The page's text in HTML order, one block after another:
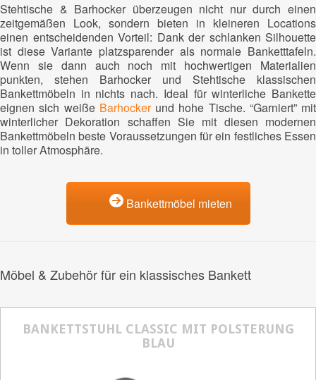
Stehtische & Barhocker überzeugen nicht nur durch einen
zeitgemäßen Look, sondern bieten in kleineren Locations
einen entscheidenden Vorteil: Dank der schlanken Silhouette
ist diese Variante platzsparender als normale Banketttafeln.
Wenn sie dann auch noch mit hochwertigen Materialien
punkten, stehen Barhocker und Stehtische klassischen
Bankettmöbeln in nichts nach. Ideal für winterliche Bankette
eignen sich weiße Barhockerund hohe Tische. “Garniert” mit
winterlicher Dekoration schaffen Sie mit diesen modernen
Bankettmöbeln beste Voraussetzungen für ein festliches Essen
in toller Atmosphäre.
Bankettmöbel mieten
Möbel & Zubehör für ein klassisches Bankett
BANKETTSTUHL CLASSIC MIT POLSTERUNG
BLAU